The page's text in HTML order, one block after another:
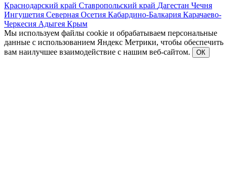
Краснодарский край Ставропольский край Дагестан Чечня
Ингушетия Северная Осетия Кабардино-Балкария Карачаево-
Черкесия Адыгея Крым
Мы используем файлы cookie и обрабатываем персональные
данные с использованием Яндекс Метрики, чтобы обеспечить
вам наилучшее взаимодействие с нашим веб-сайтом.
ОК